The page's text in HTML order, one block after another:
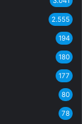
2.555
194
180
177
80
78